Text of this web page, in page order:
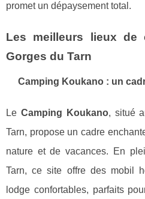
promet un dépaysement total.
Les meilleurs lieux de
Gorges du Tarn
Camping Koukano : un
Le Camping Koukano, situé
Tarn, propose un cadre
nature et de vacances. En
Tarn, ce site offre des mobil
lodge confortables, parfaits